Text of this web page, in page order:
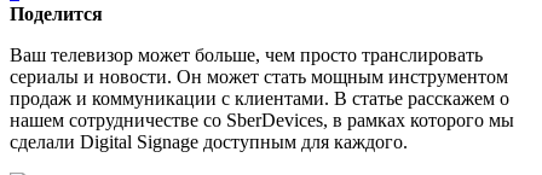
Поделится
Ваш телевизор может больше, чем просто транслировать
сериалы и новости. Он может стать мощным инструментом
продаж и коммуникации с клиентами. В статье расскажем о
нашем сотрудничестве со SberDevices, в рамках которого мы
сделали Digital Signage доступным для каждого.